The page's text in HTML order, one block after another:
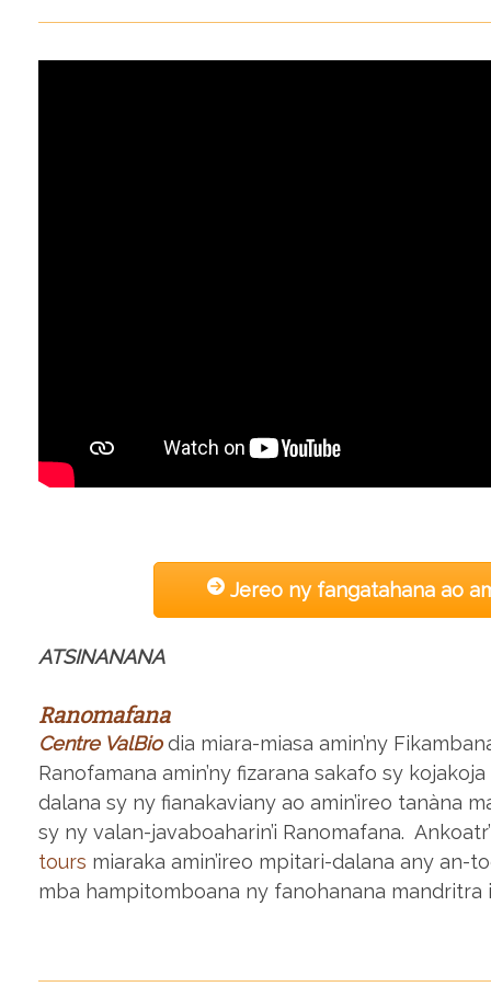
Jereo ny fangatahana ao
ATSINANANA
Ranomafana
Centre ValBiodia miara-miasa amin’ny
Ranofamana amin’ny fizarana sakafo sy
dalana sy ny fianakaviany ao amin’ireo tanàna
sy ny valan-javaboaharin’i Ranomafana.
tours miaraka amin’ireo mpitari-dalana any an-
mba hampitomboana ny fanohanana mandritra